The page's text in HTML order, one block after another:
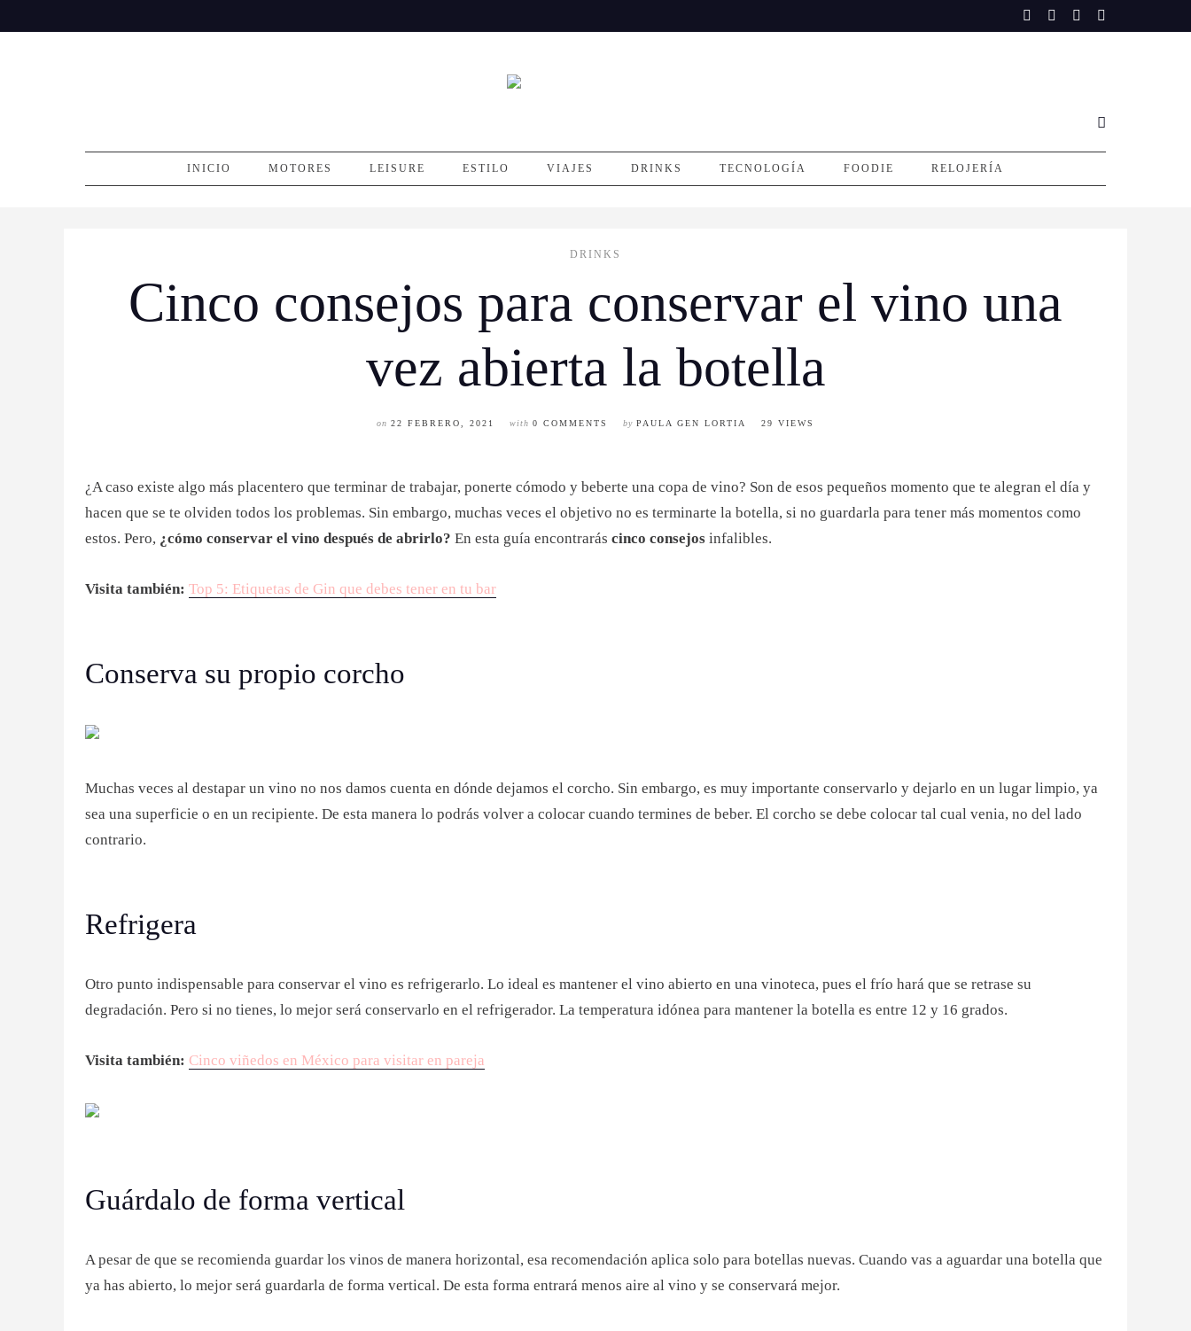
to
INICIO MOTORES LEISURE ESTILO VIAJES DRINKS TECNOLOGÍA FOODIE RELOJERÍA
DRINKS
Cinco consejos para conservar el vino una
vez abierta la botella
on 22 FEBRERO, 2021 with 0 COMMENTS by PAULA GEN LORTIA 29 VIEWS
¿A caso existe algo más placentero que terminar de trabajar, ponerte cómodo y beberte una copa de vino? Son de esos pequeños momento que te alegran el día y
hacen que se te olviden todos los problemas. Sin embargo, muchas veces el objetivo no es terminarte la botella, si no guardarla para tener más momentos como
estos. Pero, ¿cómo conservar el vino después de abrirlo? En esta guía encontrarás cinco consejos infalibles.
Visita también: Top 5: Etiquetas de Gin que debes tener en tu bar
Conserva su propio corcho
Muchas veces al destapar un vino no nos damos cuenta en dónde dejamos el corcho. Sin embargo, es muy importante conservarlo y dejarlo en un lugar limpio, ya
sea una superficie o en un recipiente. De esta manera lo podrás volver a colocar cuando termines de beber. El corcho se debe colocar tal cual venia, no del lado
contrario.
Refrigera
Otro punto indispensable para conservar el vino es refrigerarlo. Lo ideal es mantener el vino abierto en una vinoteca, pues el frío hará que se retrase su
degradación. Pero si no tienes, lo mejor será conservarlo en el refrigerador. La temperatura idónea para mantener la botella es entre 12 y 16 grados.
Visita también: Cinco viñedos en México para visitar en pareja
Guárdalo de forma vertical
A pesar de que se recomienda guardar los vinos de manera horizontal, esa recomendación aplica solo para botellas nuevas. Cuando vas a aguardar una botella que
ya has abierto, lo mejor será guardarla de forma vertical. De esta forma entrará menos aire al vino y se conservará mejor.